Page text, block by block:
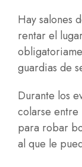
Hay salones
rentar el
guardias de
Durante los
colarse entre
para robar
al que le